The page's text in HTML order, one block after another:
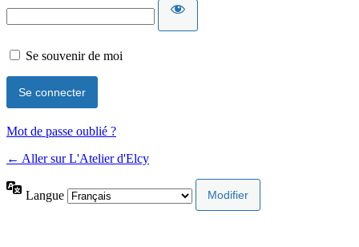
Se souvenir de moi
Mot de passe oublié ?
← Aller sur L'Atelier d'Elcy
Langue